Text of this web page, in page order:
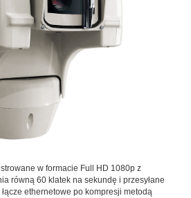
w formacie Full HD 1080p z
równą 60 klatek na sekundę i przesyłane
ethernetowe po kompresji metodą